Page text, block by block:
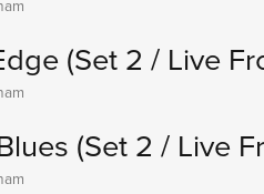
(Set 2 / Live
(Set 2 / Live